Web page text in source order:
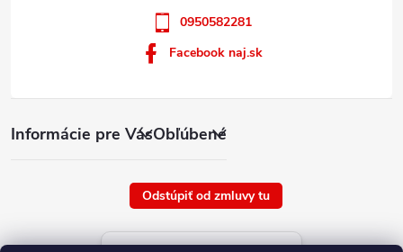
Informácie pre VásObľúbené
0950582281
Facebook naj.sk
Odstúpiť od zmluvy tu